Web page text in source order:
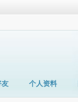
友 个人资料